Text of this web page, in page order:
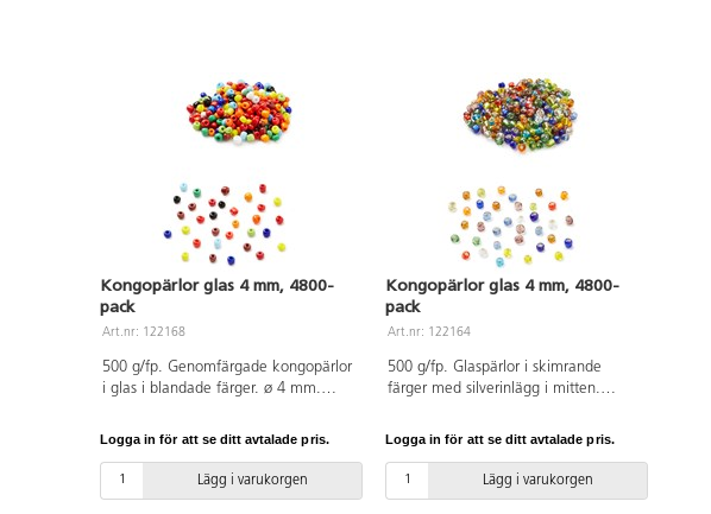
Kongopärlor glas 4 mm, 4800-
pack
Art.nr: 122168
500 g/fp. Genomfärgade kongopärlor
i glas i blandade färger. ø 4 mm.
burk med lock för praktisk förvaring.
Logga in för att se ditt avtalade pris.
Lägg i varukorgen
Kongopärlor glas 4 mm, 4800-
pack
Art.nr: 122164
500 g/fp. Glaspärlor i skimrande
färger med silverinlägg i mitten.
Levereras i burk med lock för praktisk
Logga in för att se ditt avtalade pris.
Lägg i varukorgen